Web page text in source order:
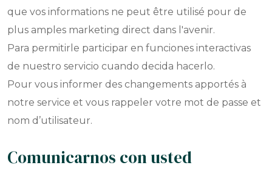
que vos informations ne peut être utilisé pour de
plus amples marketing direct dans l'avenir.
Para permitirle participar en funciones interactivas
de nuestro servicio cuando decida hacerlo.
Pour vous informer des changements apportés à
notre service et vous rappeler votre mot de passe et
nom d’utilisateur.
Comunicarnos con usted